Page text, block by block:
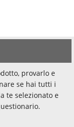
provarlo e
se hai tutti i
te selezionato e